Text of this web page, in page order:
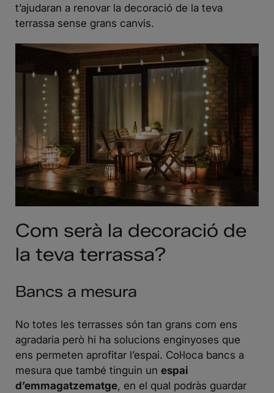
t’ajudaran a renovar la decoració de la teva
terrassa sense grans canvis.
Com serà la decoració de
la teva terrassa?
Bancs a mesura
No totes les terrasses són tan grans com ens
agradaria però hi ha solucions enginyoses que
ens permeten aprofitar l’espai. Col·loca bancs a
mesura que també tinguin un espai
d’emmagatzematge, en el qual podràs guardar